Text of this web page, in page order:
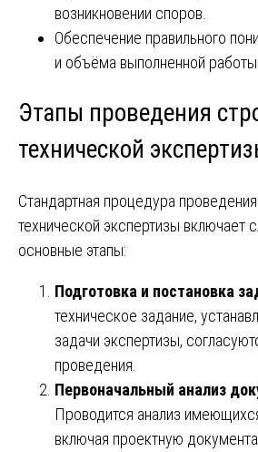
возникновении споров.
Обеспечение правильного
и объёма выполненной работы.
Этапы проведения
технической
Стандартная процедура
технической экспертизы включает
основные этапы:
Подготовка и постановка
техническое задание,
задачи экспертизы,
проведения.
Первоначальный анализ
Проводится анализ
включая проектную